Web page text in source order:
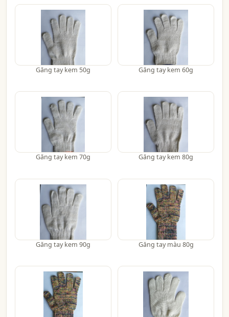
Găng tay kem 50g Găng tay kem 60g
Găng tay kem 70g Găng tay kem 80g
Găng tay kem 90g Găng tay màu 80g